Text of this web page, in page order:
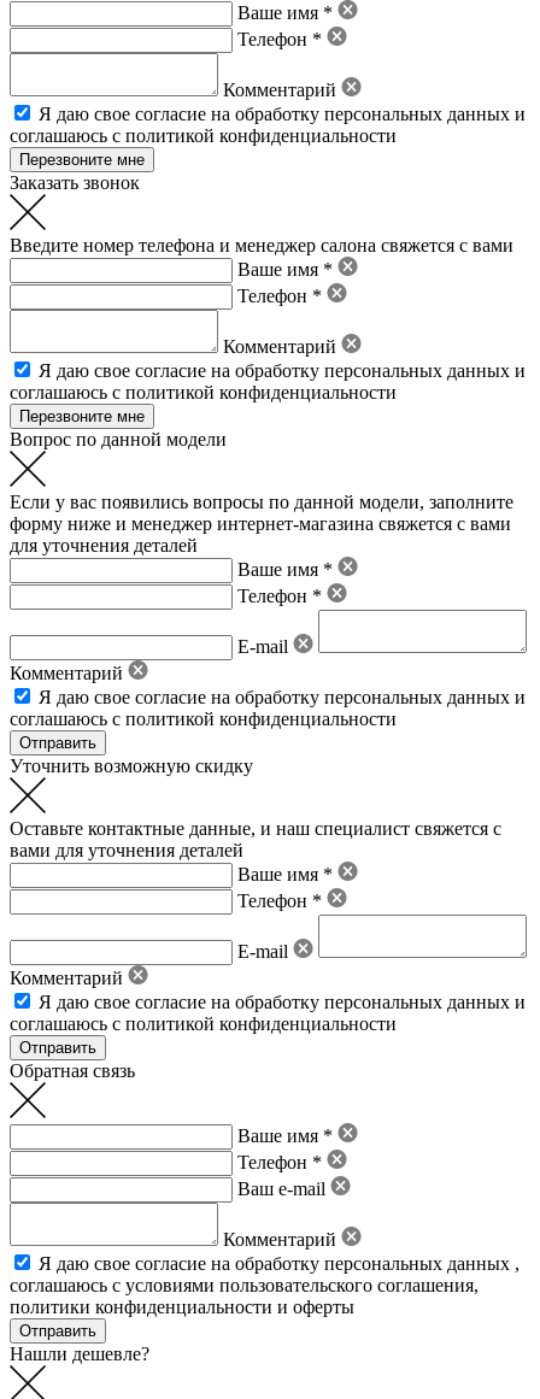
Ваше имя *
Телефон *
Комментарий
Я даю свое согласие на обработку персональных данных и
соглашаюсь с политикой конфиденциальности
Заказать звонок
Введите номер телефона и менеджер салона свяжется с вами
Ваше имя *
Телефон *
Комментарий
Я даю свое согласие на обработку персональных данных и
соглашаюсь с политикой конфиденциальности
Вопрос по данной модели
Если у вас появились вопросы по данной модели, заполните
форму ниже и менеджер интернет-магазина свяжется с вами
для уточнения деталей
Ваше имя *
Телефон *
E-mail
Комментарий
Я даю свое согласие на обработку персональных данных и
соглашаюсь с политикой конфиденциальности
Уточнить возможную скидку
Оставьте контактные данные, и наш специалист свяжется с
вами для уточнения деталей
Ваше имя *
Телефон *
E-mail
Комментарий
Я даю свое согласие на обработку персональных данных и
соглашаюсь с политикой конфиденциальности
Обратная связь
Ваше имя *
Телефон *
Ваш e-mail
Комментарий
Я даю свое согласие на обработку персональных данных ,
соглашаюсь с условиями пользовательского соглашения,
политики конфиденциальности и оферты
Нашли дешевле?